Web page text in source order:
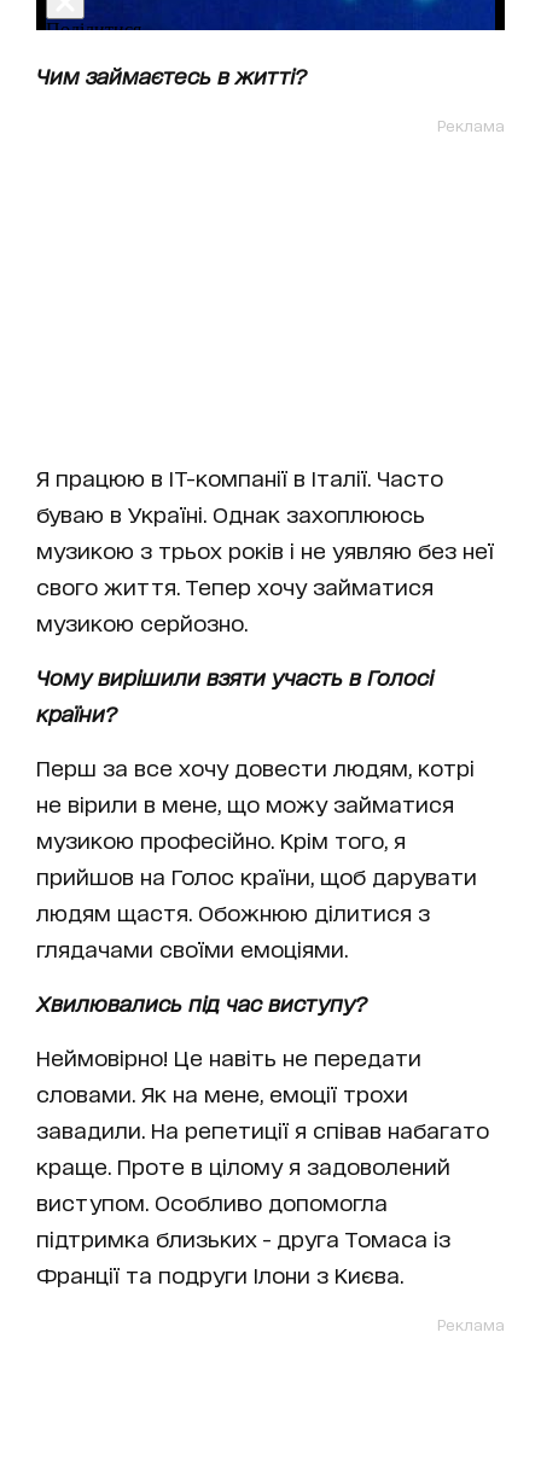
Чим займаєтесь в житті?
Реклама
Я працюю в IT-компанії в Італії. Часто
буваю в Україні. Однак захоплююсь
музикою з трьох років і не уявляю без неї
свого життя. Тепер хочу займатися
музикою серйозно.
Чому вирішили взяти участь в Голосі
країни?
Перш за все хочу довести людям, котрі
не вірили в мене, що можу займатися
музикою професійно. Крім того, я
прийшов на Голос країни, щоб дарувати
людям щастя. Обожнюю ділитися з
глядачами своїми емоціями.
Хвилювались під час виступу?
Неймовірно! Це навіть не передати
словами. Як на мене, емоції трохи
завадили. На репетиції я співав набагато
краще. Проте в цілому я задоволений
виступом. Особливо допомогла
підтримка близьких - друга Томаса із
Франції та подруги Ілони з Києва.
Реклама